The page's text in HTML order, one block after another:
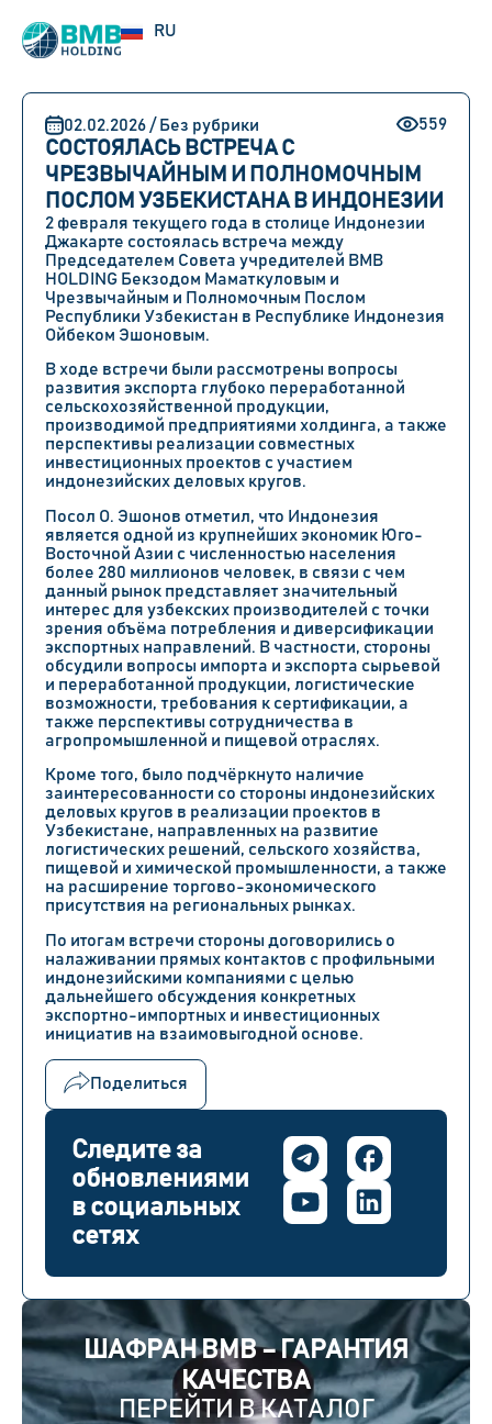
RU
EN
ШАФРАН BMB – ГАРАНТИЯ
КАЧЕСТВА
ПЕРЕЙТИ В КАТАЛОГ
02.02.2026 / Без рубрики 559
СОСТОЯЛАСЬ ВСТРЕЧА С
ЧРЕЗВЫЧАЙНЫМ И ПОЛНОМОЧНЫМ
ПОСЛОМ УЗБЕКИСТАНА В ИНДОНЕЗИИ
2 февраля текущего года в столице Индонезии
Джакарте состоялась встреча между
Председателем Совета учредителей BMB
HOLDING Бекзодом Маматкуловым и
Чрезвычайным и Полномочным Послом
Республики Узбекистан в Республике Индонезия
Ойбеком Эшоновым.
В ходе встречи были рассмотрены вопросы
развития экспорта глубоко переработанной
сельскохозяйственной продукции,
производимой предприятиями холдинга, а также
перспективы реализации совместных
инвестиционных проектов с участием
индонезийских деловых кругов.
Посол О. Эшонов отметил, что Индонезия
является одной из крупнейших экономик Юго-
Восточной Азии с численностью населения
более 280 миллионов человек, в связи с чем
данный рынок представляет значительный
интерес для узбекских производителей с точки
зрения объёма потребления и диверсификации
экспортных направлений. В частности, стороны
обсудили вопросы импорта и экспорта сырьевой
и переработанной продукции, логистические
возможности, требования к сертификации, а
также перспективы сотрудничества в
агропромышленной и пищевой отраслях.
Кроме того, было подчёркнуто наличие
заинтересованности со стороны индонезийских
деловых кругов в реализации проектов в
Узбекистане, направленных на развитие
логистических решений, сельского хозяйства,
пищевой и химической промышленности, а также
на расширение торгово-экономического
присутствия на региональных рынках.
По итогам встречи стороны договорились о
налаживании прямых контактов с профильными
индонезийскими компаниями с целью
дальнейшего обсуждения конкретных
экспортно-импортных и инвестиционных
инициатив на взаимовыгодной основе.
Поделиться
Следите за
обновлениями
в социальных
сетях